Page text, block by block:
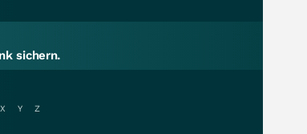
sichern.
X Y
Z